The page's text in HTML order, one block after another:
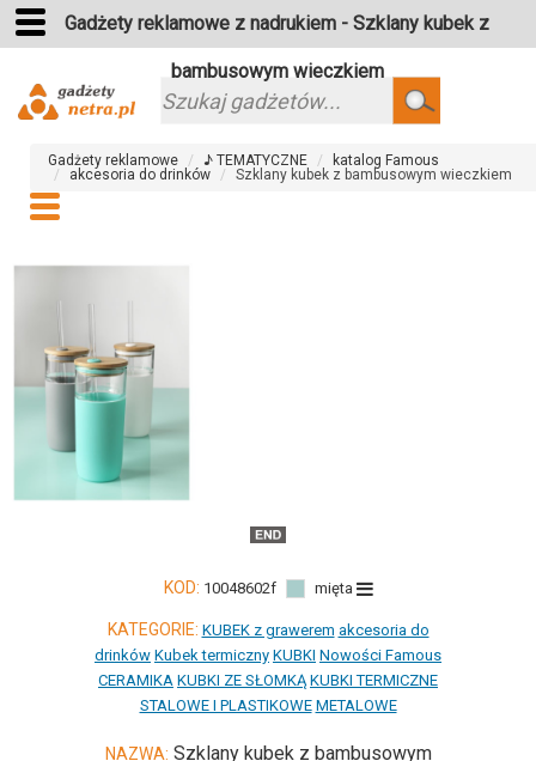
Gadżety reklamowe z nadrukiem - Szklany kubek z
bambusowym wieczkiem
Szukaj
Gadżety reklamowe ♪ TEMATYCZNE
katalog Famous
akcesoria do drinków
Szklany kubek z bambusowym wieczkiem
KOD: 10048602f mięta
KATEGORIE: KUBEK z grawerem akcesoria do
drinków Kubek termiczny KUBKI Nowości Famous
CERAMIKA KUBKI ZE SŁOMKĄ KUBKI TERMICZNE
STALOWE I PLASTIKOWE METALOWE
NAZWA: Szklany kubek z bambusowym